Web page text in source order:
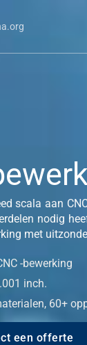
scala aan
nodig
met
-bewerking
inch.
60+
een offerte